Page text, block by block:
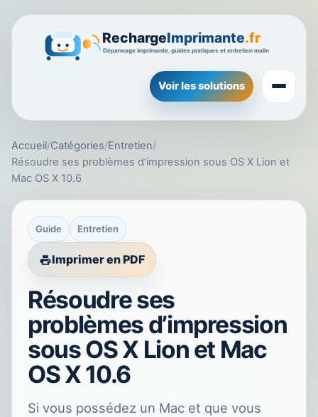
Voir les solutions
Accueil/Catégories/Entretien/
Résoudre ses problèmes d’impression sous OS X Lion et
Mac OS X 10.6
Guide Entretien
Imprimer en PDF
Résoudre ses
problèmes d’impression
sous OS X Lion et Mac
OS X 10.6
Si vous possédez un Mac et que vous